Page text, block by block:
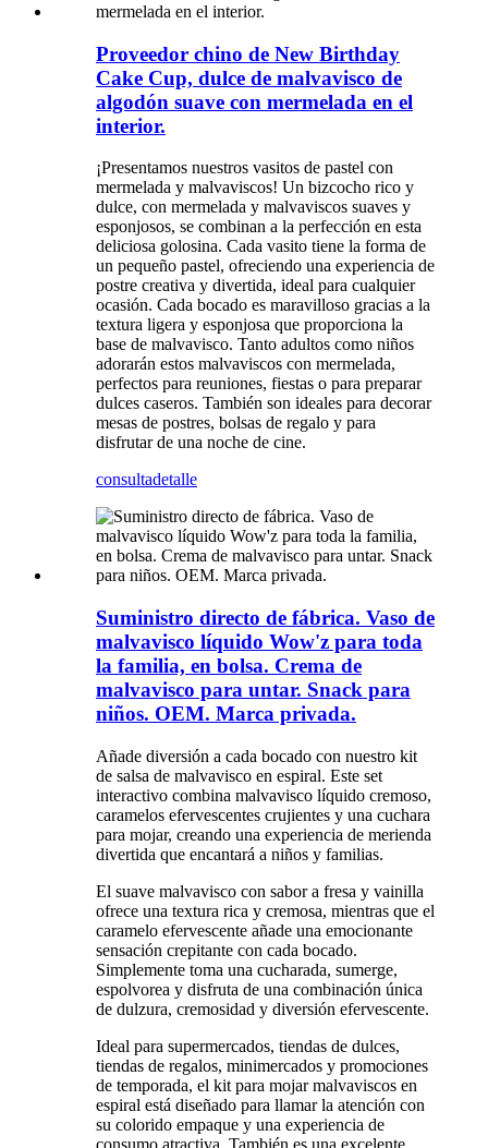
Proveedor chino de New Birthday
Cake Cup, dulce de malvavisco de
algodón suave con mermelada en el
interior.
¡Presentamos nuestros vasitos de pastel con
mermelada y malvaviscos! Un bizcocho rico y
dulce, con mermelada y malvaviscos suaves y
esponjosos, se combinan a la perfección en esta
deliciosa golosina. Cada vasito tiene la forma de
un pequeño pastel, ofreciendo una experiencia de
postre creativa y divertida, ideal para cualquier
ocasión. Cada bocado es maravilloso gracias a la
textura ligera y esponjosa que proporciona la
base de malvavisco. Tanto adultos como niños
adorarán estos malvaviscos con mermelada,
perfectos para reuniones, fiestas o para preparar
dulces caseros. También son ideales para decorar
mesas de postres, bolsas de regalo y para
disfrutar de una noche de cine.
consultadetalle
Suministro directo de fábrica. Vaso de
malvavisco líquido Wow'z para toda
la familia, en bolsa. Crema de
malvavisco para untar. Snack para
niños. OEM. Marca privada.
Añade diversión a cada bocado con nuestro kit
de salsa de malvavisco en espiral. Este set
interactivo combina malvavisco líquido cremoso,
caramelos efervescentes crujientes y una cuchara
para mojar, creando una experiencia de merienda
divertida que encantará a niños y familias.
El suave malvavisco con sabor a fresa y vainilla
ofrece una textura rica y cremosa, mientras que el
caramelo efervescente añade una emocionante
sensación crepitante con cada bocado.
Simplemente toma una cucharada, sumerge,
espolvorea y disfruta de una combinación única
de dulzura, cremosidad y diversión efervescente.
Ideal para supermercados, tiendas de dulces,
tiendas de regalos, minimercados y promociones
de temporada, el kit para mojar malvaviscos en
espiral está diseñado para llamar la atención con
su colorido empaque y una experiencia de
consumo atractiva. También es una excelente